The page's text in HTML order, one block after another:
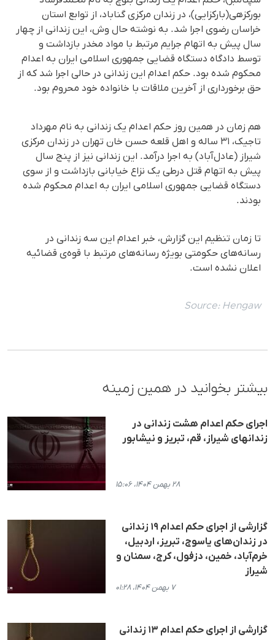
بورکزهی(بارکزایی)، در زندان مرکزی گناباد، از توابع استان
خراسان رضوی اجرا شد. بە نوشتە حال‌ وش، این زندانی از چهار
سال پیش به اتهام جرایم مرتبط با مواد مخدر بازداشت و
توسط دادگاه دستگاه قضایی جمهوری اسلامی ایران به اعدام
محکوم شده بود. حکم اعدام این زندانی در حالی اجرا شد که از
حق برخورداری از آخرین ملاقات با خانواده خود محروم بود.
هم زمان در همین روز حکم اعدام یک زندانی بە نام مهرداد
تاجیک، ۳۱ ساله و اهل قلعه حسن خان تهران در زندان مرکزی
شیراز (عادل‌آباد) به اجرا درآمد. این زندانی نیز از پنج سال
پیش به اتهام قتل درطی یک نزاع خیابانی بازداشت و از سوی
دستگاه قضایی جمهوری اسلامی ایران به اعدام محکوم شده
بودند.
تا زمان تنظیم این گزارش، خبر اعدام این سە زندانی در
رسانه‌های حکومتی بویژه رسانه‌های مرتبط با قوه‌ی قضائیه
اعلان نشده است.
Source: Hengaw
بیشتر بخوانید در همین زمینه
اجرای حکم اعدام هشت زندانی در
زندانهای شیراز، قم، تبریز و نیشابور
۲۸ بهمن ۱۴۰۴، ۱۵:۰۶
گزارشی از اجرای حکم اعدام ١٩ زندانی
در زندان‌های یاسوج، تبریز، اردبیل،
خرم‌آباد، خمین، دزفول، کرج، سمنان و
شیراز
۷ بهمن ۱۴۰۴، ۰۱:۲۸
گزارشی از اجرای حکم اعدام ۱۳ زندانی